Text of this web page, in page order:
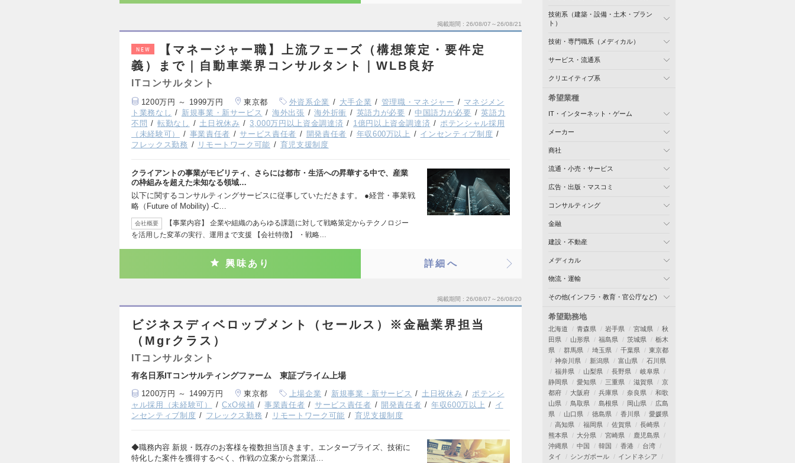
掲載期間 26/08/07～26/08/21
NEW
【マネージャー職】上流フェーズ（構想策定・要件定
義）まで｜自動車業界コンサルタント｜WLB良好
ITコンサルタント
1200万円 ～ 1999万円 東京都 外資系企業 大手企業 管理職・マネジャー
マネジメン
ト業務なし
新規事業・新サービス 海外出張 海外折衝 英語力が必要 中国語力が必要
英語力
不問
転勤なし 土日祝休み 3,000万円以上資金調達済 1億円以上資金調達済
ポテンシャル採用
（未経験可）
事業責任者 サービス責任者 開発責任者 年収600万以上
インセンティブ制度
フレックス勤務
リモートワーク可能 育児支援制度
クライアントの事業がモビリティ、さらには都市・生活への昇華する中で、産業
の枠組みを超えた未知なる領域…
以下に関するコンサルティングサービスに従事していただきます。 ●経営・事業戦
略（Future of Mobility) ‐C…
会社概要
【事業内容】 企業や組織のあらゆる課題に対して戦略策定からテクノロジー
を活用した変革の実行、運用まで支援 【会社特徴】 ・戦略…
興味あり 詳細へ
掲載期間 26/08/07～26/08/20
ビジネスディベロップメント（セールス）※金融業界担当
（Mgrクラス）
ITコンサルタント
有名日系ITコンサルティングファーム 東証プライム上場
1200万円 ～ 1499万円 東京都 上場企業 新規事業・新サービス 土日祝休み
ポテンシ
ャル採用（未経験可）
CxO候補 事業責任者 サービス責任者 開発責任者 年収600万以上
イ
ンセンティブ制度
フレックス勤務 リモートワーク可能 育児支援制度
◆職務内容 新規・既存のお客様を複数担当頂きます。エンタープライズ、技術に
特化した案件を獲得するべく、作戦の立案から営業活…
技術系（建築・設備・土木・プラン
ト）
技術・専門職系（メディカル）
サービス・流通系
クリエイティブ系
希望業種
IT・インターネット・ゲーム
メーカー
商社
流通・小売・サービス
広告・出版・マスコミ
コンサルティング
金融
建設・不動産
メディカル
物流・運輸
その他(インフラ・教育・官公庁など)
希望勤務地
北海道 青森県 岩手県 宮城県
秋
田県
山形県 福島県 茨城県
栃木
県
群馬県 埼玉県 千葉県
東京都
神奈川県
新潟県 富山県
石川県
福井県
山梨県 長野県
岐阜県
静岡県
愛知県 三重県 滋賀県
京
都府
大阪府 兵庫県 奈良県
和歌
山県
鳥取県 島根県 岡山県
広島
県
山口県 徳島県 香川県
愛媛県
高知県
福岡県 佐賀県
長崎県
熊本県
大分県 宮崎県
鹿児島県
沖縄県
中国 韓国 香港
台湾
タイ
シンガポール
インドネシア